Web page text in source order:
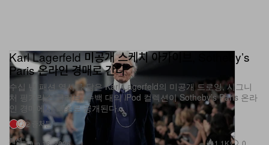
패션
Karl Lagerfeld 미공개 스케치 아카이브, Sotheby’s
Paris 온라인 경매로 간다
수십 년 패션 역사를 담은 Karl Lagerfeld의 미공개 드로잉, 시그니
처 핑거리스 글러브, 수백 대의 iPod 컬렉션이 Sotheby’s Paris 온라
인 경매에서 최초로 공개된다.
2 출처들
1.1K 0